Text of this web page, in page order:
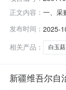
正文内容： 一、采
他畜牧
发布时间： 2025-
相关产品：
白玉菇
新疆维吾尔自